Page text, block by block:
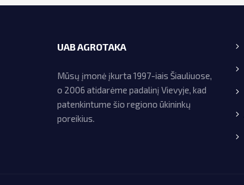
UAB AGROTAKA
Mūsų įmonė įkurta 1997-iais Šiauliuose,
o 2006 atidarėme padalinį Vievyje, kad
patenkintume šio regiono ūkininkų
poreikius.